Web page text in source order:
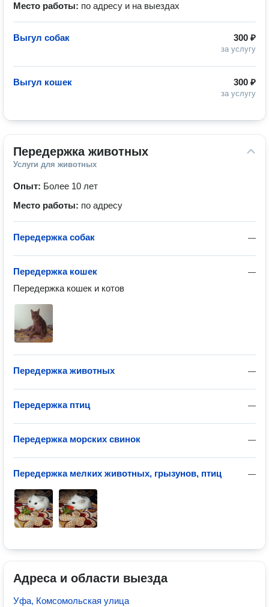
Место работы: по адресу и на выездах
300 ₽
за услугу
Выгул собак
300 ₽
за услугу
Выгул кошек
Передержка животных
Услуги для животных
Опыт: Более 10 лет
Место работы: по адресу
—
Передержка собак
—
Передержка кошек
Передержка кошек и котов
—
Передержка животных
—
Передержка птиц
—
Передержка морских свинок
—
Передержка мелких животных, грызунов, птиц
Адреса и области выезда
Уфа, Комсомольская улица